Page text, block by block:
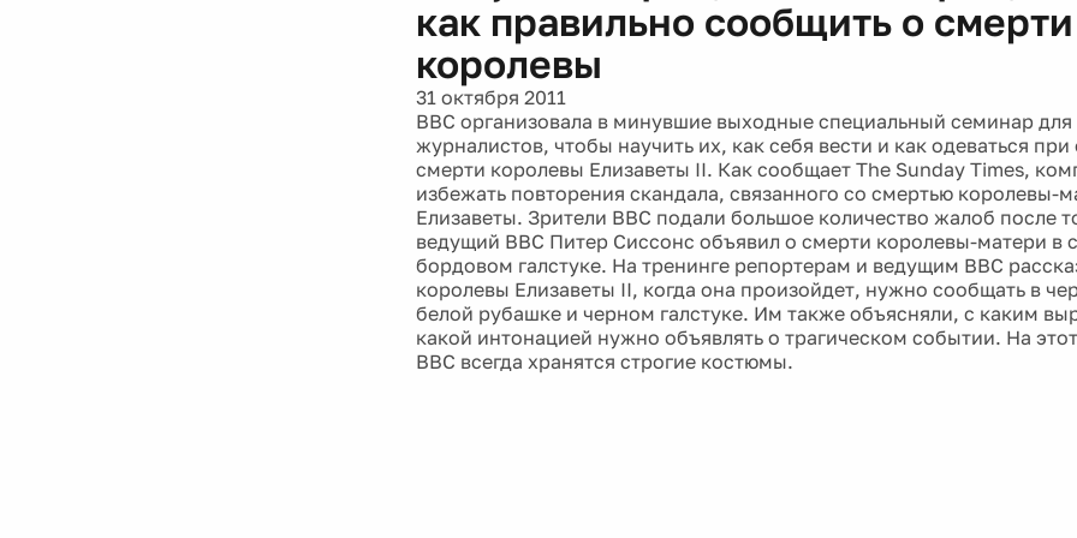
как правильно сообщить о смерти
королевы
31 октября 2011
BBC организовала в минувшие выходные специальный семинар для
журналистов, чтобы научить их, как себя вести и как одеваться
смерти королевы Елизаветы II. Как сообщает The Sunday Times,
избежать повторения скандала, связанного со смертью королевы-
Елизаветы. Зрители BBC подали большое количество жалоб после
ведущий BBC Питер Сиссонс объявил о смерти королевы-матери в
бордовом галстуке. На тренинге репортерам и ведущим BBC
королевы Елизаветы II, когда она произойдет, нужно сообщать в
белой рубашке и черном галстуке. Им также объясняли, с каким
какой интонацией нужно объявлять о трагическом событии. На
BBC всегда хранятся строгие костюмы.